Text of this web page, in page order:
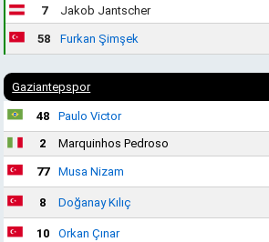
7
Jakob Jantscher
58 Furkan Şimşek
Gaziantepspor
48
Paulo Victor
2
Marquinhos Pedroso
77 Musa Nizam
8 Doğanay Kılıç
10
Orkan Çınar